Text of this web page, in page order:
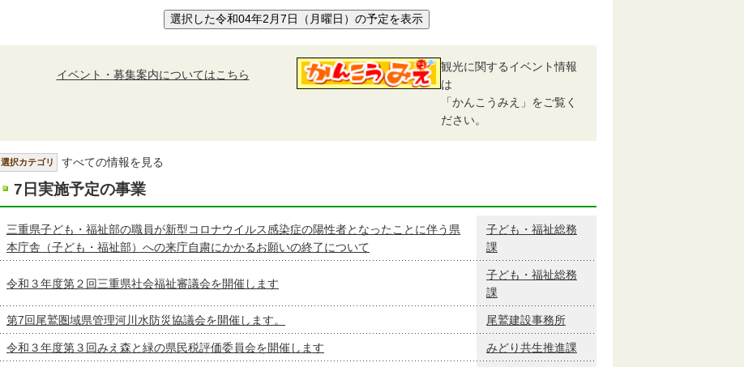
選択した令和04年2月7日（月曜日）の予定を表示
イベント・募集案内についてはこちら
観光に関するイベント情報
は
「かんこうみえ」をご覧く
ださい。
選択カテゴリ すべての情報を見る
7日実施予定の事業
三重県子ども・福祉部の職員が新型コロナウイルス感染症の陽性者となったことに伴う県
本庁舎（子ども・福祉部）への来庁自粛にかかるお願いの終了について
子ども・福祉総務
課
令和３年度第２回三重県社会福祉審議会を開催します
子ども・福祉総務
課
第7回尾鷲圏域県管理河川水防災協議会を開催します。 尾鷲建設事務所
令和３年度第３回みえ森と緑の県民税評価委員会を開催します みどり共生推進課